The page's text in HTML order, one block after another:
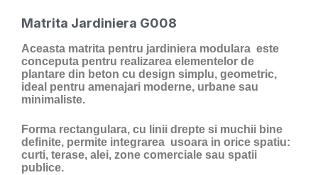
Matrita Jardiniera G008
Aceasta matrita pentru jardiniera modulara este
conceputa pentru realizarea elementelor de
plantare din beton cu design simplu, geometric,
ideal pentru amenajari moderne, urbane sau
minimaliste.
Forma rectangulara, cu linii drepte si muchii bine
definite, permite integrarea usoara in orice spatiu:
curti, terase, alei, zone comerciale sau spatii
publice.